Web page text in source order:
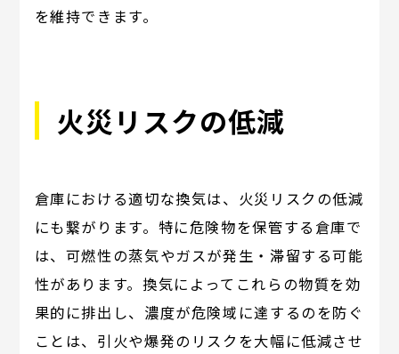
を維持できます。
火災リスクの低減
倉庫における適切な換気は、火災リスクの低減
にも繋がります。特に危険物を保管する倉庫で
は、可燃性の蒸気やガスが発生・滞留する可能
性があります。換気によってこれらの物質を効
果的に排出し、濃度が危険域に達するのを防ぐ
ことは、引火や爆発のリスクを大幅に低減させ